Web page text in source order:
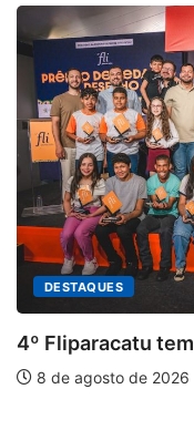
para o...